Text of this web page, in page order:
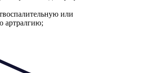
или
артралгию;